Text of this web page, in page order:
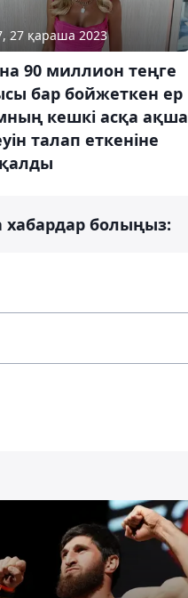
27 қараша 2023
90 миллион теңге
бар бойжеткен ер
кешкі асқа ақша
талап еткеніне
болыңыз: